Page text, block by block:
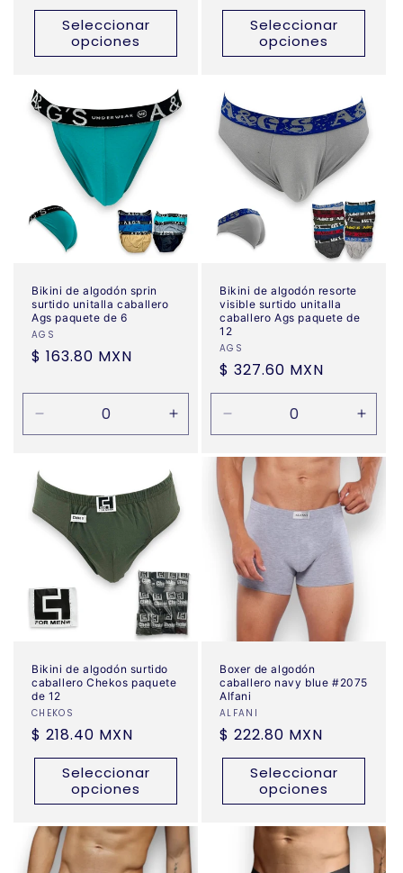
Seleccionar
opciones
Seleccionar
opciones
Bikini de algodón sprin
surtido unitalla caballero
Ags paquete de 6
Proveedor:
AGS
Precio
$ 163.80 MXN
cantidad
Default
Title
Aumentar
cantidad
Default
Title
Bikini de algodón resorte
visible surtido unitalla
caballero Ags paquete de
12
Proveedor:
AGS
Precio
habitual
$ 327.60 MXN
cantidad
para
Default
Title
para
Title
Bikini de algodón surtido
caballero Chekos paquete
de 12
Proveedor:
CHEKOS
Precio
habitual
$ 218.40 MXN
Seleccionar
opciones
Boxer de algodón
caballero navy blue #2075
Alfani
Proveedor:
ALFANI
Precio
habitual
$ 222.80 MXN
Seleccionar
opciones